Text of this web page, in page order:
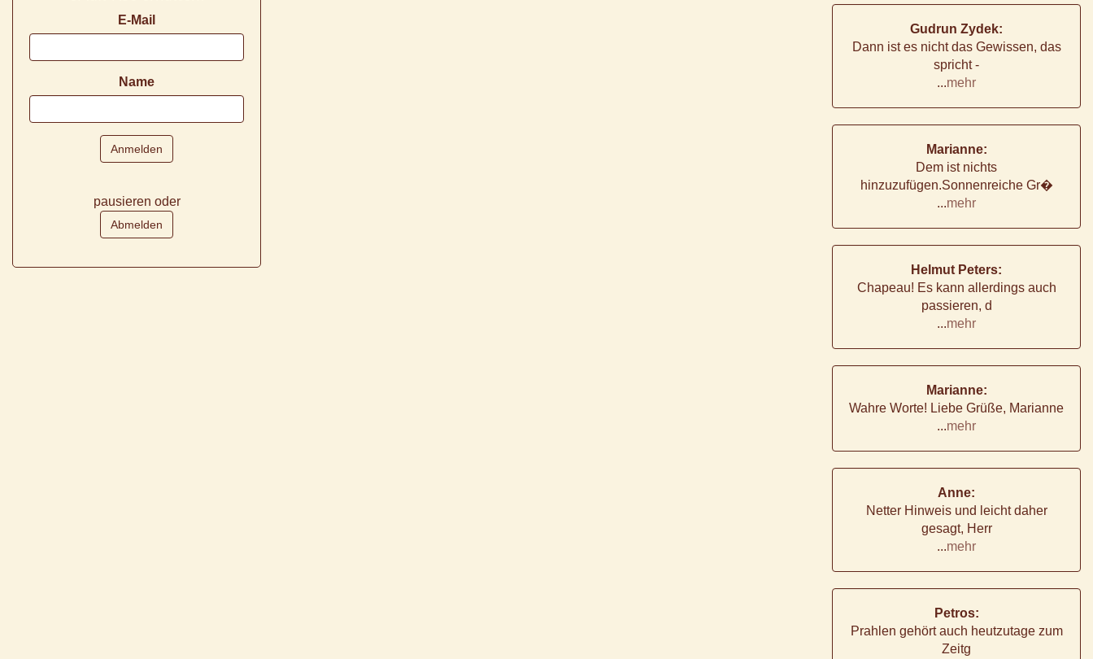
E-Mail
Name
pausieren oder
Gudrun Zydek:
Dann ist es nicht das Gewissen, das
spricht -
...mehr
Marianne:
Dem ist nichts
hinzuzufügen.Sonnenreiche Gr�
...mehr
Helmut Peters:
Chapeau! Es kann allerdings auch
passieren, d
...mehr
Marianne:
Wahre Worte! Liebe Grüße, Marianne
...mehr
Anne:
Netter Hinweis und leicht daher
gesagt, Herr
...mehr
Petros:
Prahlen gehört auch heutzutage zum
Zeitg